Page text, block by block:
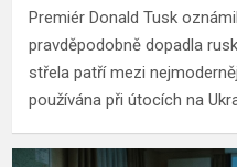
Premiér Donald Tusk
pravděpodobně dopadla
střela patří mezi
používána při útocích na